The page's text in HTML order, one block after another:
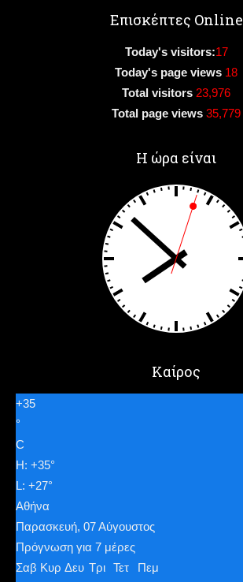
Επισκέπτες Online
Today's visitors:17
Today's page views 18
Total visitors 23,976
Total page views 35,779
Η ώρα είναι
Καίρος
+35
°
C
H: +35°
L: +27°
Αθήνα
Παρασκευή, 07 Αύγουστος
Πρόγνωση για 7 μέρες
Σαβ Κυρ Δευ Τρι Τετ
Πεμ